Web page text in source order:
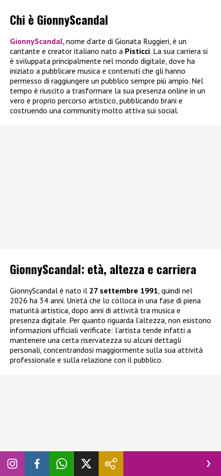
Chi è GionnyScandal
GionnyScandal, nome d’arte di Gionata Ruggieri, è un
cantante e creator italiano nato a Pisticci. La sua carriera si
è sviluppata principalmente nel mondo digitale, dove ha
iniziato a pubblicare musica e contenuti che gli hanno
permesso di raggiungere un pubblico sempre più ampio. Nel
tempo è riuscito a trasformare la sua presenza online in un
vero e proprio percorso artistico, pubblicando brani e
costruendo una community molto attiva sui social.
GionnyScandal: età, altezza e carriera
GionnyScandal è nato il 27 settembre 1991, quindi nel
2026 ha 34 anni. Un’età che lo colloca in una fase di piena
maturità artistica, dopo anni di attività tra musica e
presenza digitale. Per quanto riguarda l’altezza, non esistono
informazioni ufficiali verificate: l’artista tende infatti a
mantenere una certa riservatezza su alcuni dettagli
personali, concentrandosi maggiormente sulla sua attività
professionale e sulla relazione con il pubblico.